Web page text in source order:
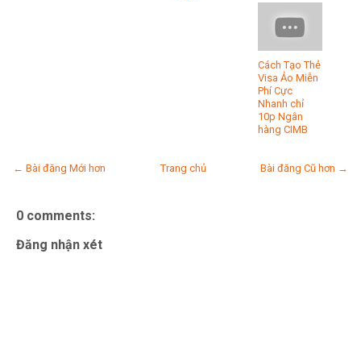
Cách Tạo Thẻ
Visa Ảo Miễn
Phí Cực
Nhanh chỉ
10p Ngân
hàng CIMB
← Bài đăng Mới hơn Bài đăng Cũ hơn →
Trang chủ
0 comments:
Đăng nhận xét